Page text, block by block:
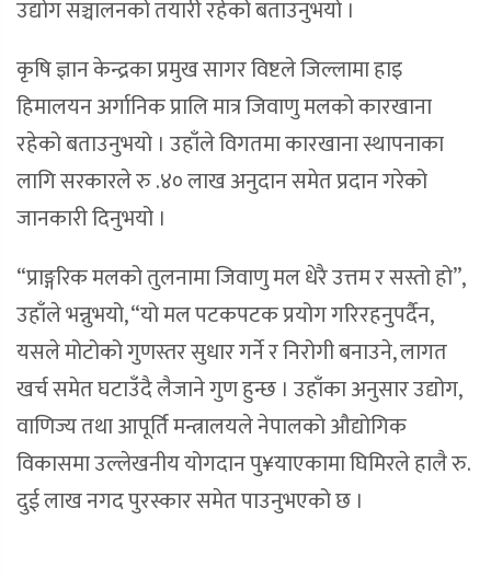
उद्योग सञ्चालनको तयारी रहेको बताउनुभयो ।
कृषि ज्ञान केन्द्रका प्रमुख सागर विष्टले जिल्लामा हाइ
हिमालयन अर्गानिक प्रालि मात्र जिवाणु मलको कारखाना
रहेको बताउनुभयो । उहाँले विगतमा कारखाना स्थापनाका
लागि सरकारले रु .४० लाख अनुदान समेत प्रदान गरेको
जानकारी दिनुभयो ।
“प्राङ्गरिक मलको तुलनामा जिवाणु मल धेरै उत्तम र सस्तो हो”,
उहाँले भन्नुभयो, “यो मल पटकपटक प्रयोग गरिरहनुपर्दैन,
यसले मोटोको गुणस्तर सुधार गर्ने र निरोगी बनाउने, लागत
खर्च समेत घटाउँदै लैजाने गुण हुन्छ । उहाँका अनुसार उद्योग,
वाणिज्य तथा आपूर्ति मन्त्रालयले नेपालको औद्योगिक
विकासमा उल्लेखनीय योगदान पु¥याएकामा घिमिरले हालै रु.
दुई लाख नगद पुरस्कार समेत पाउनुभएको छ ।